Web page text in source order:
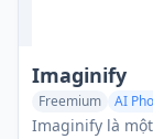
Imaginify
Freemium AI
AI Background
Imaginify là